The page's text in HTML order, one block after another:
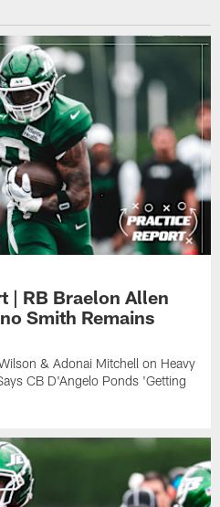
| RB Braelon Allen
Smith Remains
& Adonai Mitchell on Heavy
CB D'Angelo Ponds 'Getting